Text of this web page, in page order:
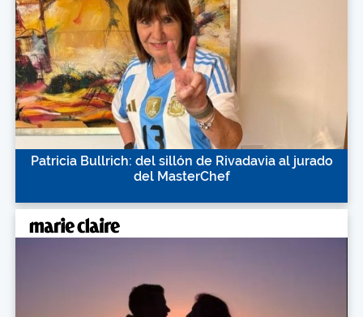
Patricia Bullrich: del sillón de Rivadavia al jurado
del MasterChef